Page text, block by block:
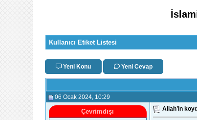
Kullanıcı Etiket Listesi
Yeni Konu Yeni Cevap
06 Ocak 2024, 10:29
Çevrimdışı Allah’in